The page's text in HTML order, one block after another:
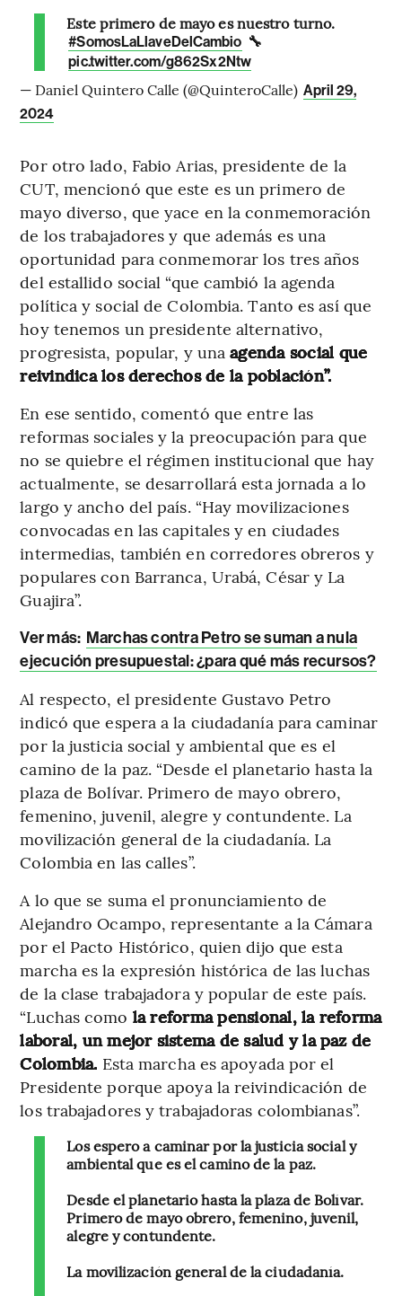
Este primero de mayo es nuestro turno.
#SomosLaLlaveDelCambio 🔧
pic.twitter.com/g862Sx2Ntw
— Daniel Quintero Calle (@QuinteroCalle) April 29,
2024
Por otro lado, Fabio Arias, presidente de la
CUT, mencionó que este es un primero de
mayo diverso, que yace en la conmemoración
de los trabajadores y que además es una
oportunidad para conmemorar los tres años
del estallido social “que cambió la agenda
política y social de Colombia. Tanto es así que
hoy tenemos un presidente alternativo,
progresista, popular, y unaagenda social que
reivindica los derechos de la población”.
En ese sentido, comentó que entre las
reformas sociales y la preocupación para que
no se quiebre el régimen institucional que hay
actualmente, se desarrollará esta jornada a lo
largo y ancho del país. “Hay movilizaciones
convocadas en las capitales y en ciudades
intermedias, también en corredores obreros y
populares con Barranca, Urabá, César y La
Guajira”.
Ver más: Marchas contra Petro se suman a nula
ejecución presupuestal: ¿para qué más recursos?
Al respecto, el presidente Gustavo Petro
indicó que espera a la ciudadanía para caminar
por la justicia social y ambiental que es el
camino de la paz. “Desde el planetario hasta la
plaza de Bolívar. Primero de mayo obrero,
femenino, juvenil, alegre y contundente. La
movilización general de la ciudadanía. La
Colombia en las calles”.
A lo que se suma el pronunciamiento de
Alejandro Ocampo, representante a la Cámara
por el Pacto Histórico, quien dijo que esta
marcha es la expresión histórica de las luchas
de la clase trabajadora y popular de este país.
“Luchas como la reforma pensional, la reforma
laboral, un mejor sistema de salud y la paz de
Colombia. Esta marcha es apoyada por el
Presidente porque apoya la reivindicación de
los trabajadores y trabajadoras colombianas”.
Los espero a caminar por la justicia social y
ambiental que es el camino de la paz.
Desde el planetario hasta la plaza de Bolívar.
Primero de mayo obrero, femenino, juvenil,
alegre y contundente.
La movilización general de la ciudadanía.